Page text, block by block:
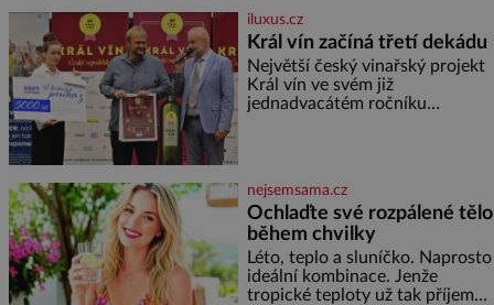
dobyvatelské hordy zastavit. Co
nedokáže žádná z asijských říší,
co nedokážou Němci – to
dokáže český král. Nebo že by
ne? Mongolové od roku 1223
postupují podél Kaspického a
iluxus.cz
Král vín začíná třetí dekádu
Největší český vinařský projekt
Král vín ve svém již
jednadvacátém ročníku
nejsemsama.cz
Ochlaďte své rozpálené tělo
během chvilky
Léto, teplo a sluníčko. Naprosto
ideální kombinace. Jenže
tropické teploty už tak příjemné